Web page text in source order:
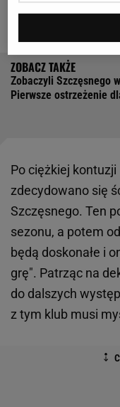
Zobaczyli Szczęsnego
Pierwsze ostrzeżenie
Po ciężkiej
zdecydowano się
Szczęsnego. Ten
sezonu, a potem
będą doskonałe i
grę". Patrząc na
do dalszych
z tym klub musi